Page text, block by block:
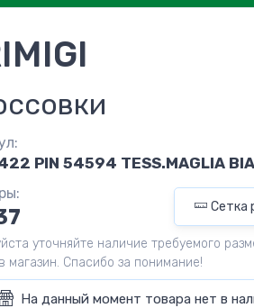
PIN 54594 TESS.MAGLIA
Сетка
уточняйте наличие требуемого
магазин. Спасибо за понимание!
На данный момент товара нет в